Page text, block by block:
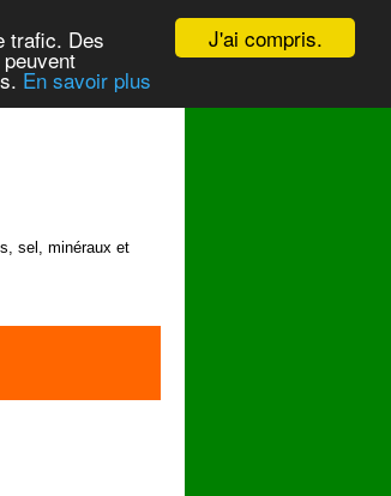
J'ai compris.
trafic. Des
En savoir plus
sel, minéraux et